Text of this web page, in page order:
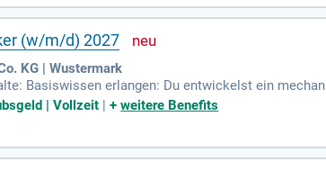
(w/m/d) 2027
KG | Wustermark
Basiswissen erlangen: Du entwickelst ein
und die Reparatur technischer Anlagen.
| Vollzeit |+weitere Benefits